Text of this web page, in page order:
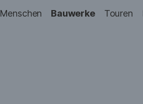
Menschen Bauwerke Touren